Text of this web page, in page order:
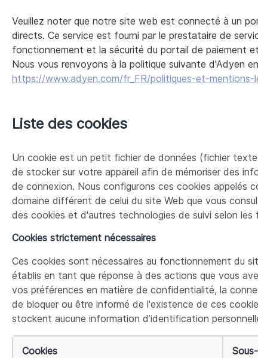
Veuillez noter que notre site web est connecté à un
directs. Ce service est fourni par le prestataire de
fonctionnement et la sécurité du portail de paiement
Nous vous renvoyons à la politique suivante d'Adyen
https://www.adyen.com/fr_FR/politiques-et-mentions-
Liste des cookies
Un cookie est un petit fichier de données (fichier
de stocker sur votre appareil afin de mémoriser des
de connexion. Nous configurons ces cookies appelés
domaine différent de celui du site Web que vous
des cookies et d'autres technologies de suivi selon les
Cookies strictement nécessaires
Ces cookies sont nécessaires au fonctionnement du
établis en tant que réponse à des actions que vous
vos préférences en matière de confidentialité, la
de bloquer ou être informé de l'existence de ces
stockent aucune information d’identification
Cookies